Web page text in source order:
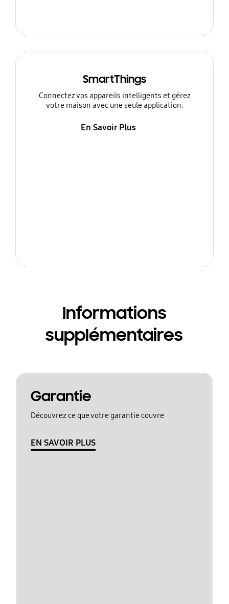
SmartThings
Connectez vos appareils intelligents et gérez
votre maison avec une seule application.
En Savoir Plus
Informations
supplémentaires
Garantie
Découvrez ce que votre garantie couvre
EN SAVOIR PLUS